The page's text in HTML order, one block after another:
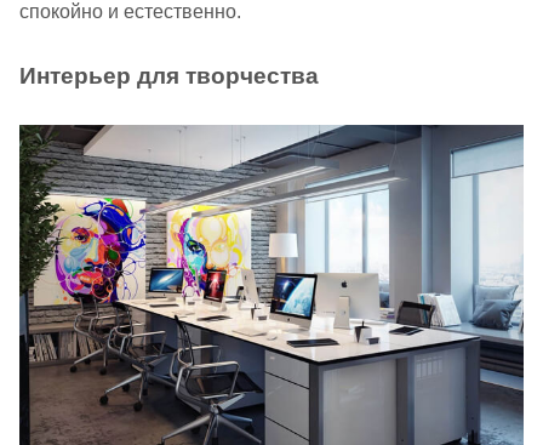
спокойно и естественно.
Интерьер для творчества